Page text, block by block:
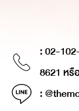
: 02-
8621 หรื
: